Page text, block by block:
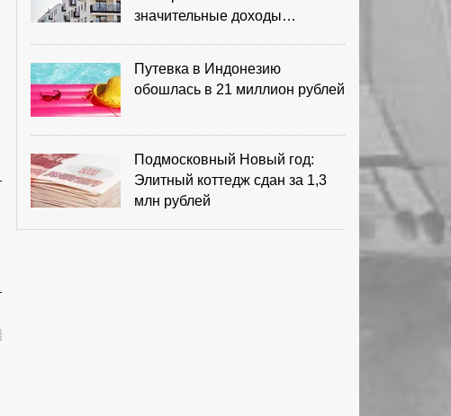
значительные доходы
Путевка в Индонезию
обошлась в 21 миллион рублей
Подмосковный Новый год:
Элитный коттедж сдан за 1,3
млн рублей